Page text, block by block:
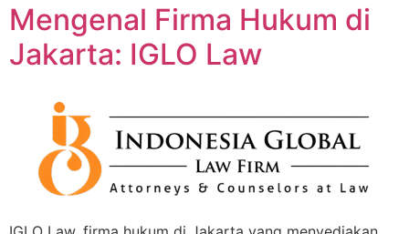
Mengenal Firma Hukum di
Jakarta: IGLO Law